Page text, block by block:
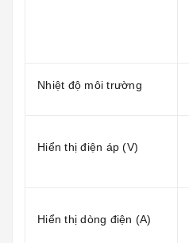
Nhiệt độ môi trường
Hiển thị điện áp (V)
Hiển thị dòng điện (A)